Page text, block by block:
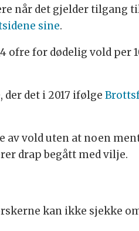
når det gjelder tilgang
sine.
ofre for dødelig vold
det i 2017 ifølge
vold uten at noen
drap begått med vilje.
kan ikke sjekke